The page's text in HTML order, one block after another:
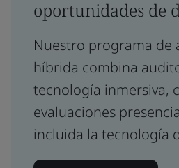
oportunidades de
Nuestro programa de
híbrida combina
tecnología inmersiva,
evaluaciones
incluida la tecnología